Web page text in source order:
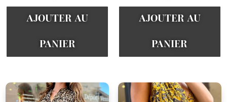
AJOUTER AU
PANIER
AJOUTER AU
PANIER